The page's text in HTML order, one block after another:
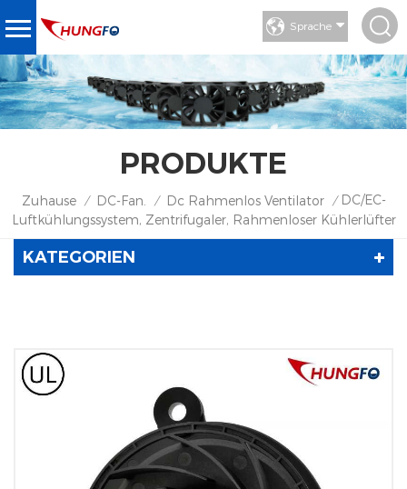
Sprache
PRODUKTE
Zuhause / DC-Fan. / Dc Rahmenlos Ventilator / DC/EC-
Luftkühlungssystem, Zentrifugaler, Rahmenloser Kühlerlüfter
KATEGORIEN